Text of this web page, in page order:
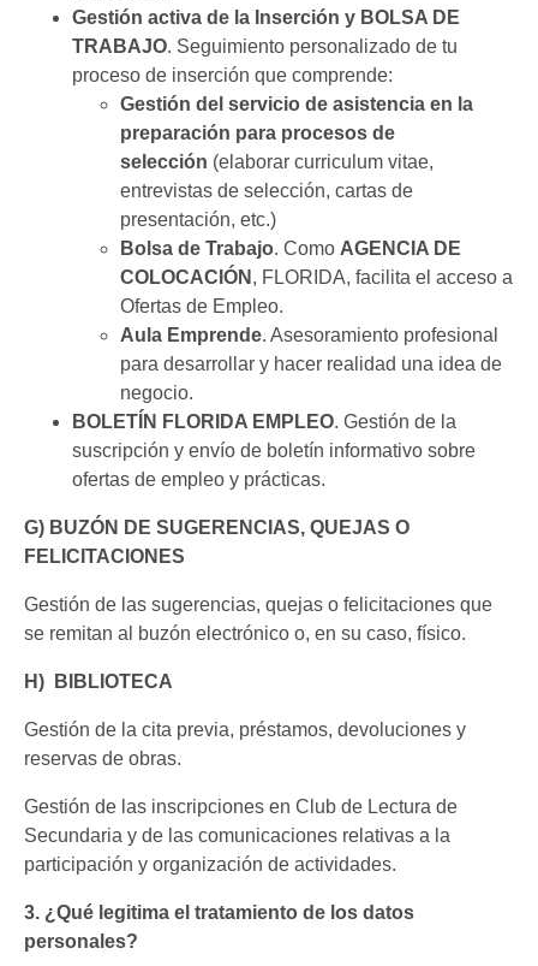
Gestión activa de la Inserción y BOLSA DE
TRABAJO. Seguimiento personalizado de tu
proceso de inserción que comprende:
Gestión del servicio de asistencia en la
preparación para procesos de
selección (elaborar curriculum vitae,
entrevistas de selección, cartas de
presentación, etc.)
Bolsa de Trabajo. Como AGENCIA DE
COLOCACIÓN , FLORIDA, facilita el acceso a
Ofertas de Empleo.
Aula Emprende. Asesoramiento profesional
para desarrollar y hacer realidad una idea de
negocio.
BOLETÍN FLORIDA EMPLEO. Gestión de la
suscripción y envío de boletín informativo sobre
ofertas de empleo y prácticas.
G) BUZÓN DE SUGERENCIAS, QUEJAS O
FELICITACIONES
Gestión de las sugerencias, quejas o felicitaciones que
se remitan al buzón electrónico o, en su caso, físico.
H) BIBLIOTECA
Gestión de la cita previa, préstamos, devoluciones y
reservas de obras.
Gestión de las inscripciones en Club de Lectura de
Secundaria y de las comunicaciones relativas a la
participación y organización de actividades.
3. ¿Qué legitima el tratamiento de los datos
personales?